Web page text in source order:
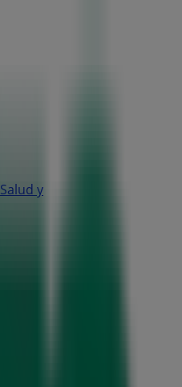
Salud y